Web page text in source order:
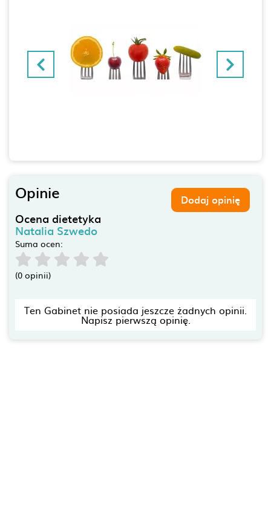
Opinie Dodaj opinię
Ocena dietetyka
Natalia Szwedo
Suma ocen:
(0 opinii)
Ten Gabinet nie posiada jeszcze żadnych opinii.
Napisz pierwszą opinię.